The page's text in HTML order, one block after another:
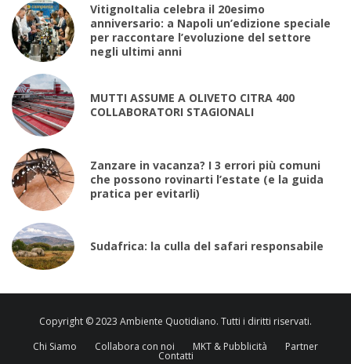
VitignoItalia celebra il 20esimo
anniversario: a Napoli un’edizione speciale
per raccontare l’evoluzione del settore
negli ultimi anni
MUTTI ASSUME A OLIVETO CITRA 400
COLLABORATORI STAGIONALI
Zanzare in vacanza? I 3 errori più comuni
che possono rovinarti l’estate (e la guida
pratica per evitarli)
Sudafrica: la culla del safari responsabile
Copyright © 2023 Ambiente Quotidiano. Tutti i diritti riservati.
Chi Siamo
Collabora con noi MKT & Pubblicità Partner
Contatti